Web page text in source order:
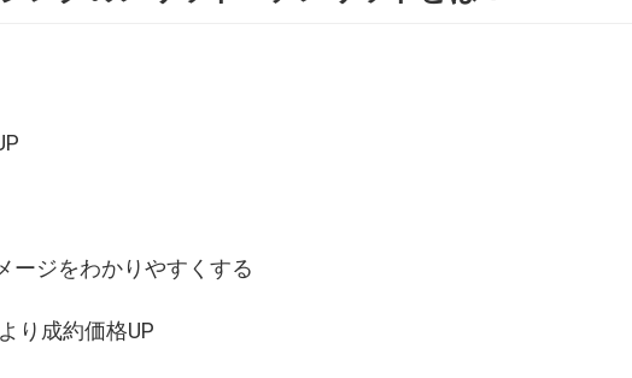
ージをわかりやすくする
り成約価格UP